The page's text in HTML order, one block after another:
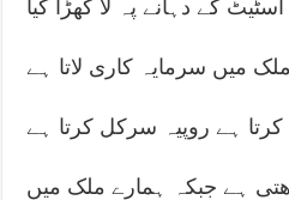
کے دہانے پہ لا کھڑا کیا
میں سرمایہ کاری لاتا ہے
کرتا ہے روپیہ سرکل کرتا ہے
ہے جبکہ ہمارے ملک میں